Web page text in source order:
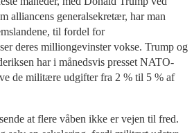
alliancens generalsekretær, har man
til fordel for
deres milliongevinster vokse. Trump og
har i månedsvis presset NATO-
de militære udgifter fra 2 % til 5 % af
at flere våben ikke er vejen til fred.